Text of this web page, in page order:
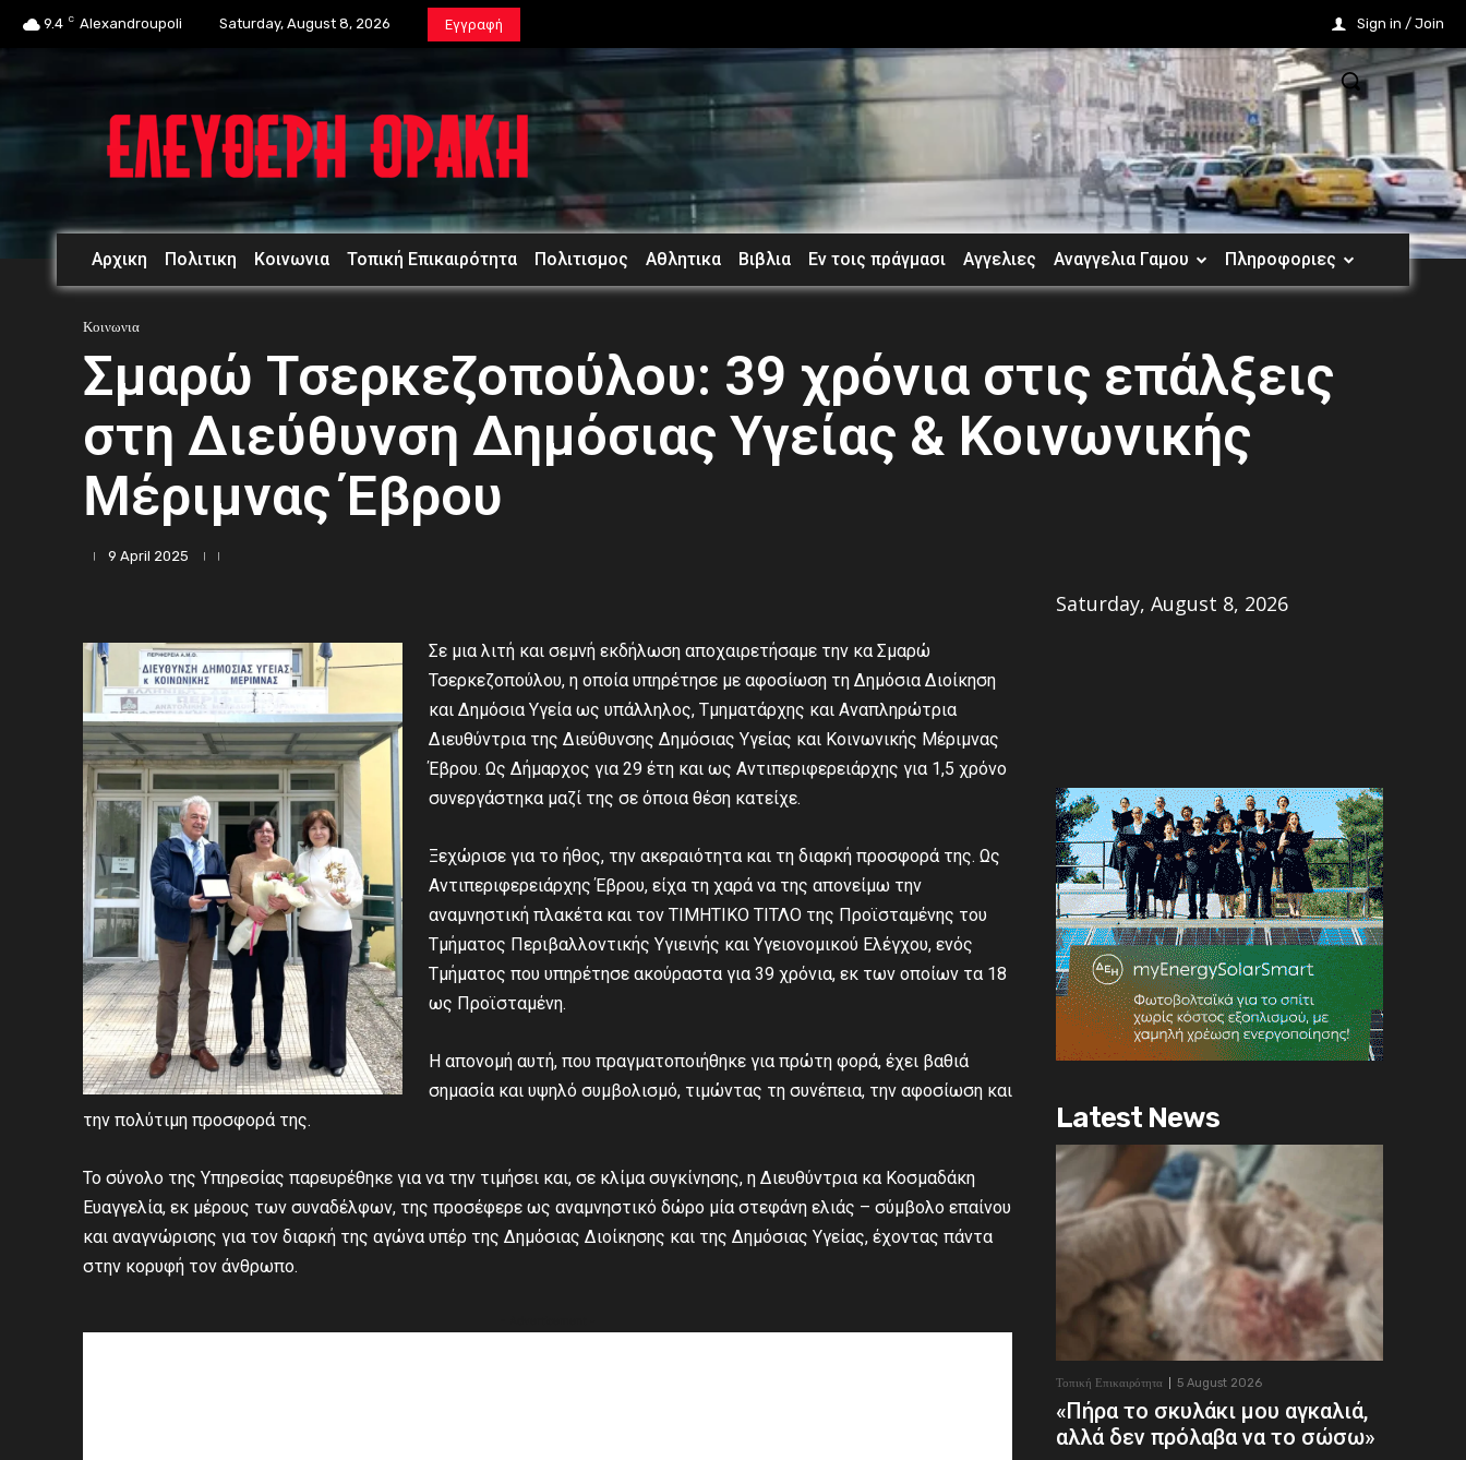
9.4 C Alexandroupoli Saturday, August 8, 2026 Εγγραφή Sign in / Join
Αρχικη Πολιτικη Κοινωνια Τοπική Επικαιρότητα Πολιτισμος Αθλητικα Βιβλια Εν τοις πράγμασι Αγγελιες Αναγγελια Γαμου Πληροφοριες
Κοινωνια
Σμαρώ Τσερκεζοπούλου: 39 χρόνια στις επάλξεις
στη Διεύθυνση Δημόσιας Υγείας & Κοινωνικής
Μέριμνας Έβρου
9 April 2025
Σε μια λιτή και σεμνή εκδήλωση αποχαιρετήσαμε την κα Σμαρώ
Τσερκεζοπούλου, η οποία υπηρέτησε με αφοσίωση τη Δημόσια Διοίκηση
και Δημόσια Υγεία ως υπάλληλος, Τμηματάρχης και Αναπληρώτρια
Διευθύντρια της Διεύθυνσης Δημόσιας Υγείας και Κοινωνικής Μέριμνας
Έβρου. Ως Δήμαρχος για 29 έτη και ως Αντιπεριφερειάρχης για 1,5 χρόνο
συνεργάστηκα μαζί της σε όποια θέση κατείχε.
Ξεχώρισε για το ήθος, την ακεραιότητα και τη διαρκή προσφορά της. Ως
Αντιπεριφερειάρχης Έβρου, είχα τη χαρά να της απονείμω την
αναμνηστική πλακέτα και τον ΤΙΜΗΤΙΚΟ ΤΙΤΛΟ της Προϊσταμένης του
Τμήματος Περιβαλλοντικής Υγιεινής και Υγειονομικού Ελέγχου, ενός
Τμήματος που υπηρέτησε ακούραστα για 39 χρόνια, εκ των οποίων τα 18
ως Προϊσταμένη.
Η απονομή αυτή, που πραγματοποιήθηκε για πρώτη φορά, έχει βαθιά
σημασία και υψηλό συμβολισμό, τιμώντας τη συνέπεια, την αφοσίωση και
την πολύτιμη προσφορά της.
Το σύνολο της Υπηρεσίας παρευρέθηκε για να την τιμήσει και, σε κλίμα συγκίνησης, η Διευθύντρια κα Κοσμαδάκη
Ευαγγελία, εκ μέρους των συναδέλφων, της προσέφερε ως αναμνηστικό δώρο μία στεφάνη ελιάς – σύμβολο επαίνου
και αναγνώρισης για τον διαρκή της αγώνα υπέρ της Δημόσιας Διοίκησης και της Δημόσιας Υγείας, έχοντας πάντα
στην κορυφή τον άνθρωπο.
Saturday, August 8, 2026
Latest News
Τοπική Επικαιρότητα 5 August 2026
«Πήρα το σκυλάκι μου αγκαλιά,
αλλά δεν πρόλαβα να το σώσω»